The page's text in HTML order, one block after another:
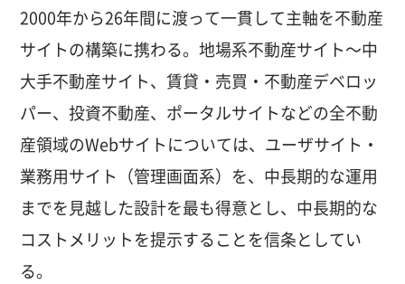
2000年から26年間に渡って一貫して主軸を不動産
サイトの構築に携わる。地場系不動産サイト〜中
大手不動産サイト、賃貸・売買・不動産デベロッ
パー、投資不動産、ポータルサイトなどの全不動
産領域のWebサイトについては、ユーザサイト・
業務用サイト（管理画面系）を、中長期的な運用
までを見越した設計を最も得意とし、中長期的な
コストメリットを提示することを信条としてい
る。